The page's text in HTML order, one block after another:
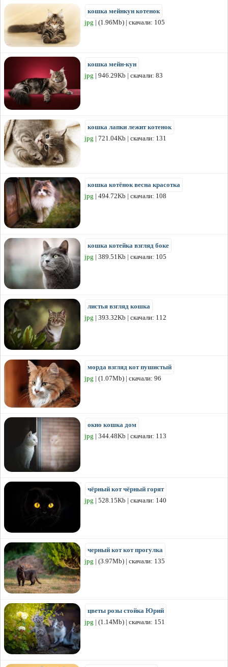
кошка мейнкун котенок
jpg | (1.96Mb) | скачали: 105
кошка мейн-кун
jpg | 946.29Kb | скачали: 83
кошка лапки лежит котенок
jpg | 721.04Kb | скачали: 131
кошка котёнок весна красотка
jpg | 494.72Kb | скачали: 108
кошка котейка взгляд боке
jpg | 389.51Kb | скачали: 105
листья взгляд кошка
jpg | 393.32Kb | скачали: 112
морда взгляд кот пушистый
jpg | (1.07Mb) | скачали: 96
окно кошка дом
jpg | 344.48Kb | скачали: 113
чёрный кот чёрный горят
jpg | 528.15Kb | скачали: 140
черный кот кот прогулка
jpg | (3.97Mb) | скачали: 135
цветы розы стойка Юрий
jpg | (1.14Mb) | скачали: 151